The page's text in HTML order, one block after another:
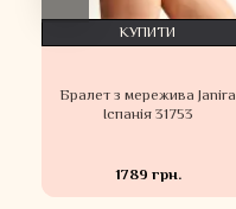
Бралет з мережива Janira
Іспанія 31753
1789 грн.
КУПИТИ